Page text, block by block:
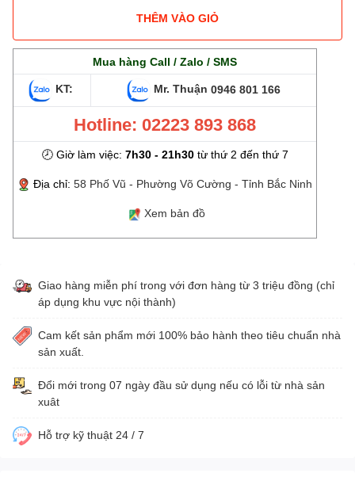
THÊM VÀO GIỎ
Mua hàng Call / Zalo / SMS
KT: Mr. Thuận 0946 801 166
Hotline: 02223 893 868
🕗 Giờ làm việc: 7h30 - 21h30từ thứ 2 đến thứ 7
Địa chỉ: 58 Phố Vũ - Phường Võ Cường - Tỉnh Bắc Ninh
Xem bản đồ
Giao hàng miễn phí trong với đơn hàng từ 3 triệu đồng (chỉ
áp dụng khu vực nội thành)
Cam kết sản phẩm mới 100% bảo hành theo tiêu chuẩn nhà
sản xuất.
Đổi mới trong 07 ngày đầu sử dụng nếu có lỗi từ nhà sản
xuât
Hỗ trợ kỹ thuật 24 / 7